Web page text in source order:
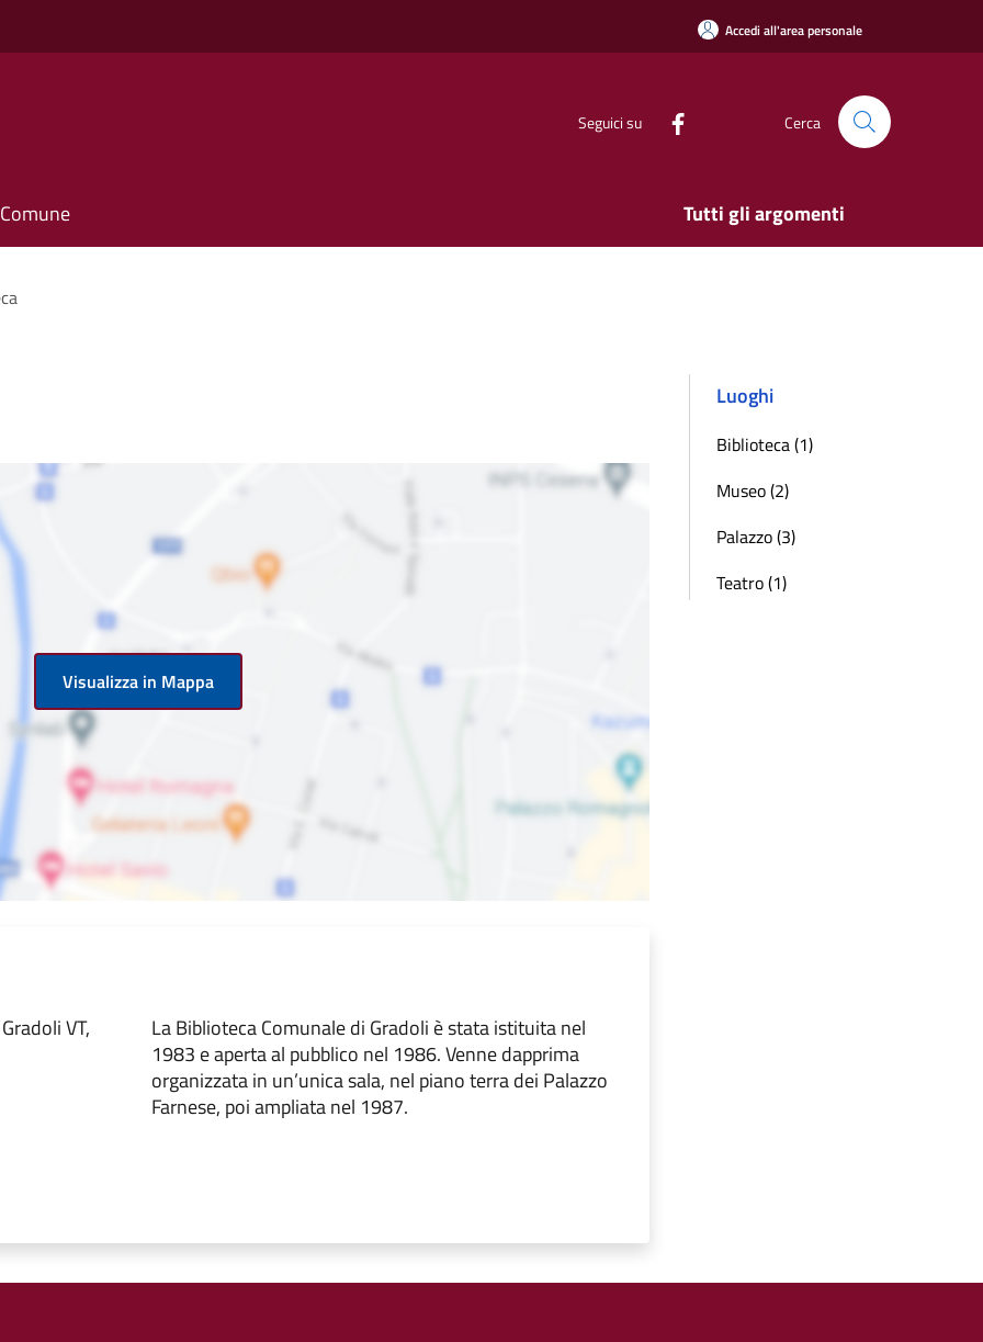
Accedi all'area personale
Seguici su Cerca
Tutti gli argomenti
Visualizza in Mappa
VT,
La Biblioteca Comunale di Gradoli è stata istituita nel
1983 e aperta al pubblico nel 1986. Venne dapprima
organizzata in un’unica sala, nel piano terra dei Palazzo
Farnese, poi ampliata nel 1987.
Luoghi
Biblioteca (1)
Museo (2)
Palazzo (3)
Teatro (1)